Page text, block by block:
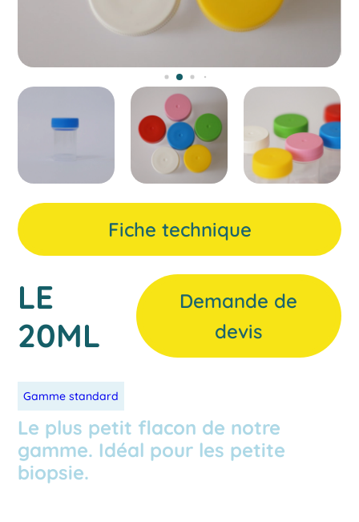
Fiche technique
LE
20ML
Demande de
devis
Gamme standard
Le plus petit flacon de notre
gamme. Idéal pour les petite
biopsie.